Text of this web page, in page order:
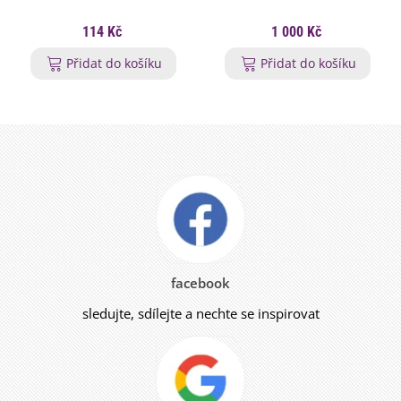
114 Kč
Přidat do košíku
1 000 Kč
Přidat do košíku
facebook
sledujte, sdílejte a nechte se inspirovat